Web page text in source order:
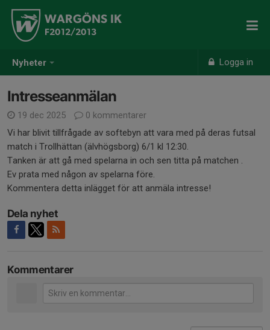
Nyheter Logga in
WARGÖNS IK
F2012/2013
Intresseanmälan
19 dec 2025
0 kommentarer
Vi har blivit tillfrågade av softebyn att vara med på deras futsal
match i Trollhättan (älvhögsborg) 6/1 kl 12:30.
Tanken är att gå med spelarna in och sen titta på matchen .
Ev prata med någon av spelarna före.
Kommentera detta inlägget för att anmäla intresse!
Dela nyhet
Kommentarer